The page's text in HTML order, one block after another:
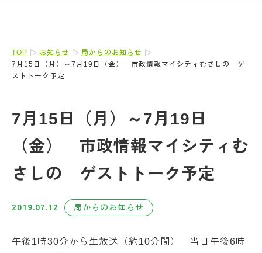
TOP お知らせ
局からのお知らせ
7月15日（月）～7月19日（金） 市政情報マイシティむさしの ゲ
ストトーク予定
7月15日（月）～7月19日
（金） 市政情報マイシティむ
さしの ゲストトーク予定
2019.07.12 局からのお知らせ
午後1時30分から生放送（約10分間） 当日午後6時